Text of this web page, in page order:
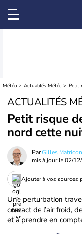
Météo Actualités Météo
ACTUALITÉS
Petit risque
nord cette
ParGilles Matricon
mis à jour le02/
Ajouter à vos sources
Une perturbation
contact de l’air froid,
et à prendre en